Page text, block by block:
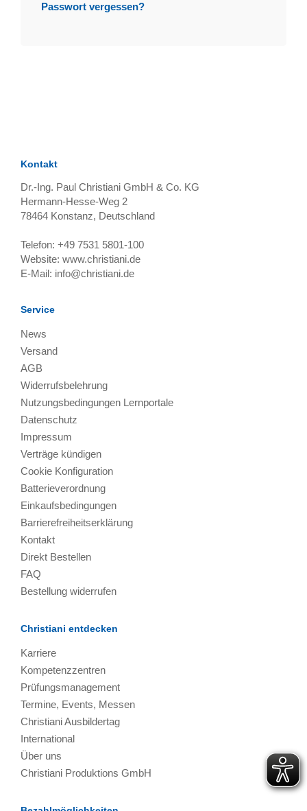
Passwort vergessen?
Kontakt
Dr.-Ing. Paul Christiani GmbH & Co. KG
Hermann-Hesse-Weg 2
78464 Konstanz, Deutschland
Telefon: +49 7531 5801-100
Website: www.christiani.de
E-Mail: info@christiani.de
Service
News
Versand
AGB
Widerrufsbelehrung
Nutzungsbedingungen Lernportale
Datenschutz
Impressum
Verträge kündigen
Cookie Konfiguration
Batterieverordnung
Einkaufsbedingungen
Barrierefreiheitserklärung
Kontakt
Direkt Bestellen
FAQ
Bestellung widerrufen
Christiani entdecken
Karriere
Kompetenzzentren
Prüfungsmanagement
Termine, Events, Messen
Christiani Ausbildertag
International
Über uns
Christiani Produktions GmbH